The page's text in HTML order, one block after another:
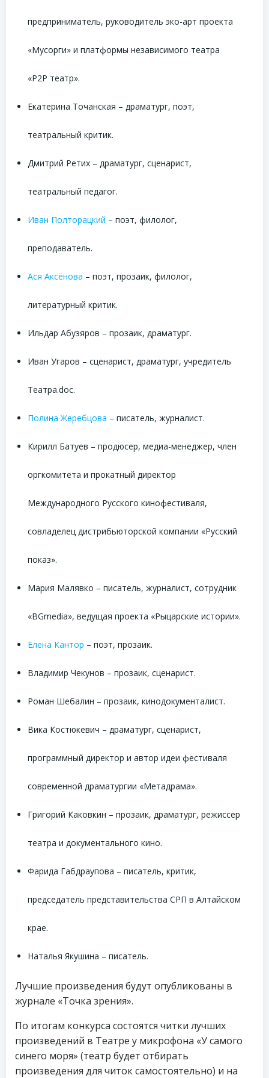
предприниматель, руководитель эко-арт проекта
«Мусорги» и платформы независимого театра
«P2P театр».
Екатерина Точанская – драматург, поэт,
театральный критик.
Дмитрий Ретих – драматург, сценарист,
театральный педагог.
Иван Полторацкий – поэт, филолог,
преподаватель.
Ася Аксёнова – поэт, прозаик, филолог,
литературный критик.
Ильдар Абузяров – прозаик, драматург.
Иван Угаров – сценарист, драматург, учредитель
Театра.doc.
Полина Жеребцова – писатель, журналист.
Кирилл Батуев – продюсер, медиа-менеджер, член
оргкомитета и прокатный директор
Международного Русского кинофестиваля,
совладелец дистрибьюторской компании «Русский
показ».
Мария Малявко – писатель, журналист, сотрудник
«BGmedia», ведущая проекта «Рыцарские истории».
Елена Кантор – поэт, прозаик.
Владимир Чекунов – прозаик, сценарист.
Роман Шебалин – прозаик, кинодокументалист.
Вика Костюкевич – драматург, сценарист,
программный директор и автор идеи фестиваля
современной драматургии «Метадрама».
Григорий Каковкин – прозаик, драматург, режиссер
театра и документального кино.
Фарида Габдраупова – писатель, критик,
председатель представительства СРП в Алтайском
крае.
Наталья Якушина – писатель.
Лучшие произведения будут опубликованы в
журнале «Точка зрения».
По итогам конкурса состоятся читки лучших
произведений в Театре у микрофона «У самого
синего моря» (театр будет отбирать
произведения для читок самостоятельно) и на